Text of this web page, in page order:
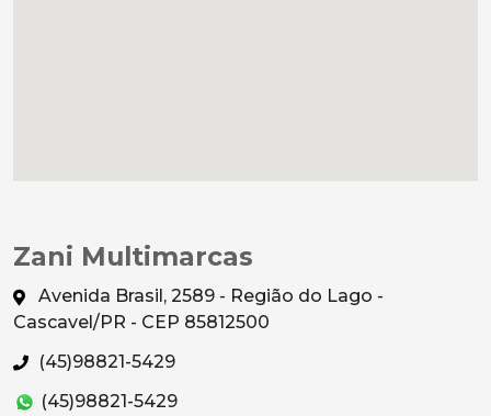
Zani Multimarcas
Avenida Brasil, 2589 - Região do Lago -
Cascavel/PR - CEP 85812500
(45)98821-5429
(45)98821-5429